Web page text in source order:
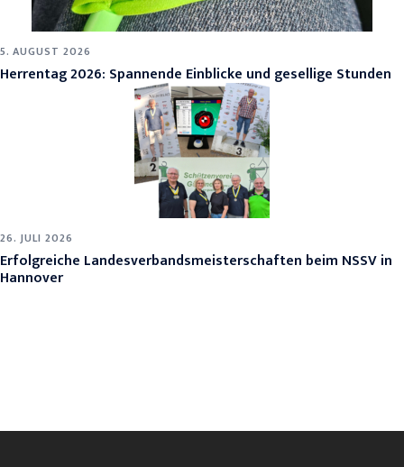
5. AUGUST 2026
Herrentag 2026: Spannende Einblicke und gesellige Stunden
26. JULI 2026
Erfolgreiche Landesverbandsmeisterschaften beim NSSV in
Hannover